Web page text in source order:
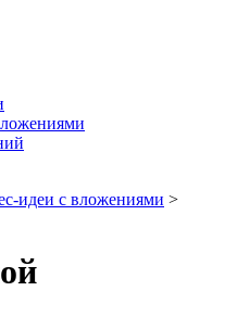
идеи с вложениями >